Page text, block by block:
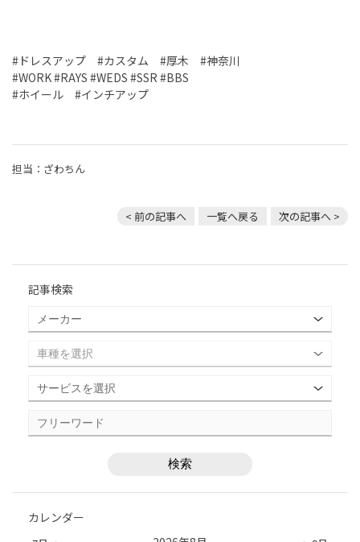
#ドレスアップ #カスタム #厚木 #神奈川
#WORK #RAYS #WEDS #SSR #BBS
#ホイール #インチアップ
担当：ざわちん
< 前の記事へ 一覧へ戻る 次の記事へ >
記事検索
カレンダー